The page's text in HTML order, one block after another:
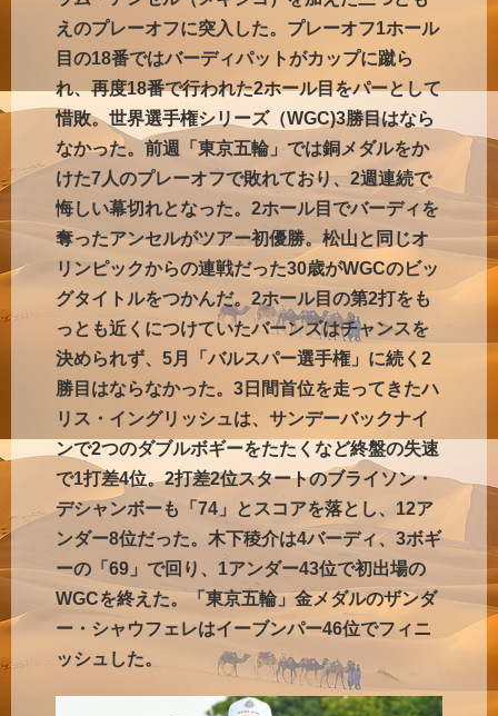
えのプレーオフに突入した。プレーオフ1ホール
目の18番ではバーディパットがカップに蹴ら
れ、再度18番で行われた2ホール目をパーとして
惜敗。世界選手権シリーズ（WGC)3勝目はなら
なかった。前週「東京五輪」では銅メダルをか
けた7人のプレーオフで敗れており、2週連続で
悔しい幕切れとなった。2ホール目でバーディを
奪ったアンセルがツアー初優勝。松山と同じオ
リンピックからの連戦だった30歳がWGCのビッ
グタイトルをつかんだ。2ホール目の第2打をも
っとも近くにつけていたバーンズはチャンスを
決められず、5月「バルスパー選手権」に続く2
勝目はならなかった。3日間首位を走ってきたハ
リス・イングリッシュは、サンデーバックナイ
ンで2つのダブルボギーをたたくなど終盤の失速
で1打差4位。2打差2位スタートのブライソン・
デシャンボーも「74」とスコアを落とし、12ア
ンダー8位だった。木下稜介は4バーディ、3ボギ
ーの「69」で回り、1アンダー43位で初出場の
WGCを終えた。「東京五輪」金メダルのザンダ
ー・シャウフェレはイーブンパー46位でフィニ
ッシュした。